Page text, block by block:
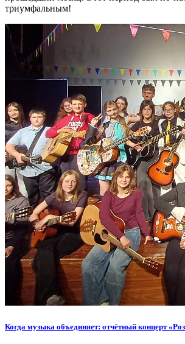
триумфальным!
Когда музыка объединяет: отчётный концерт